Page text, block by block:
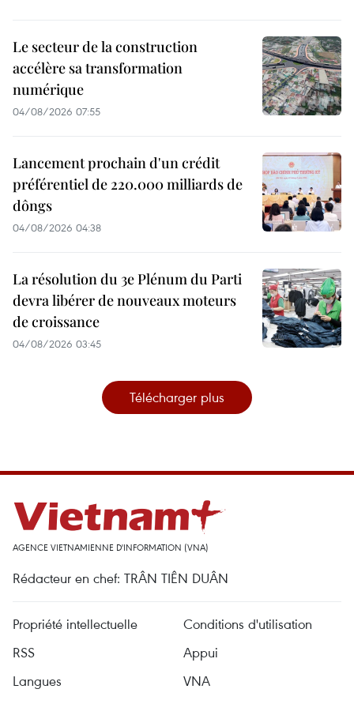
Le secteur de la construction
accélère sa transformation
numérique
04/08/2026 07:55
Lancement prochain d'un crédit
préférentiel de 220.000 milliards de
dôngs
04/08/2026 04:38
La résolution du 3e Plénum du Parti
devra libérer de nouveaux moteurs
de croissance
04/08/2026 03:45
Télécharger plus
AGENCE VIETNAMIENNE D'INFORMATION (VNA)
Rédacteur en chef: TRÂN TIÊN DUÂN
Propriété intellectuelle
Conditions d'utilisation
RSS
Appui
Langues
VNA